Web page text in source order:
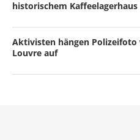
historischem Kaffeelagerhaus
Aktivisten hängen Polizeifoto
Louvre auf